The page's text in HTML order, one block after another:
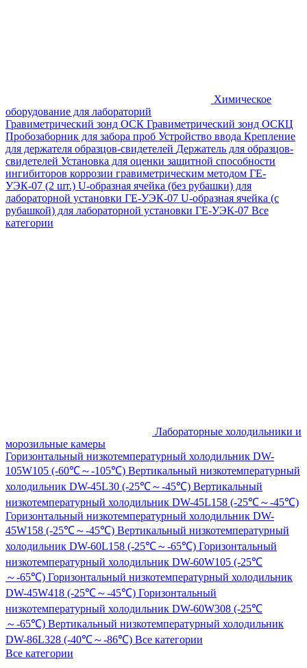
Химическое
оборудование для лабораторий
Гравиметрический зонд ОСК Гравиметрический зонд ОСКЦ
Пробозаборник для забора проб Устройство ввода Крепление
для держателя образцов-свидетелей Держатель для образцов-
свидетелей Установка для оценки защитной способности
ингибиторов коррозии гравиметрическим методом ГЕ-
УЭК-07 (2 шт.) U-образная ячейка (без рубашки) для
лабораторной установки ГЕ-УЭК-07 U-образная ячейка (с
рубашкой) для лабораторной установки ГЕ-УЭК-07 Все
категории
Лабораторные холодильники и
морозильные камеры
Горизонтальный низкотемпературный холодильник DW-
105W105 (-60℃～-105℃) Вертикальный низкотемпературный
холодильник DW-45L30 (-25℃～-45℃) Вертикальный
низкотемпературный холодильник DW-45L158 (-25℃～-45℃)
Горизонтальный низкотемпературный холодильник DW-
45W158 (-25℃～-45℃) Вертикальный низкотемпературный
холодильник DW-60L158 (-25℃～-65℃) Горизонтальный
низкотемпературный холодильник DW-60W105 (-25℃
～-65℃) Горизонтальный низкотемпературный холодильник
DW-45W418 (-25℃～-45℃) Горизонтальный
низкотемпературный холодильник DW-60W308 (-25℃
～-65℃) Вертикальный низкотемпературный холодильник
DW-86L328 (-40℃～-86℃) Все категории
Все категории